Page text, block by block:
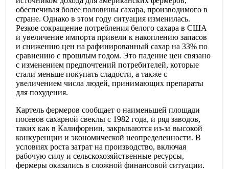
обеспечивая более половины сахара, производимого в
стране. Однако в этом году ситуация изменилась.
Резкое сокращение потребления белого сахара в США
и увеличение импорта привели к накоплению запасов
и снижению цен на рафинированный сахар на 33% по
сравнению с прошлым годом. Это падение цен связано
с изменением предпочтений потребителей, которые
стали меньше покупать сладости, а также с
увеличением числа людей, принимающих препараты
для похудения.
Картель фермеров сообщает о наименьшей площади
посевов сахарной свеклы с 1982 года, и ряд заводов,
таких как в Калифорнии, закрываются из-за высокой
конкуренции и экономической неопределенности. В
условиях роста затрат на производство, включая
рабочую силу и сельскохозяйственные ресурсы,
фермеры оказались в сложной финансовой ситуации.